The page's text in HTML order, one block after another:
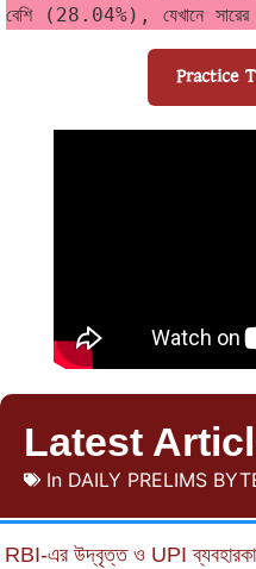
বেশি (28.04%), যেখানে
Practice
Latest
In DAILY PRELIMS
RBI-এর উদ্বৃত্ত ও UPI ব্যবহারকারী